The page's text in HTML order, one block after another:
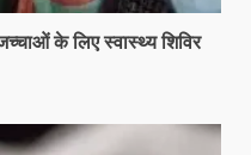
के लिए स्वास्थ्य शिविर